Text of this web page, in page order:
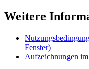
Weitere
Fenster)
Aufzeichnungen